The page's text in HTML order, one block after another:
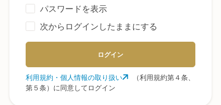
パスワードを表示
次からログインしたままにする
ログイン
利用規約・個人情報の取り扱い
（利用規約第４条、
第５条）に同意してログイン